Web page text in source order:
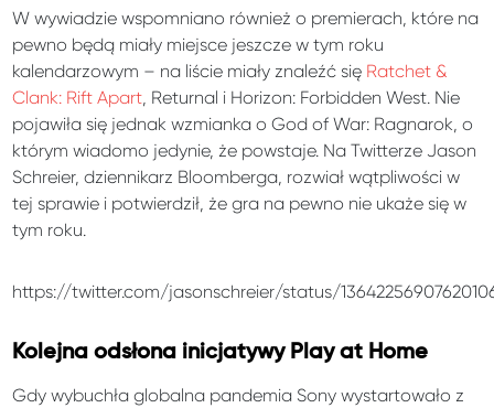
W wywiadzie wspomniano również o premierach, które na
pewno będą miały miejsce jeszcze w tym roku
kalendarzowym – na liście miały znaleźć się Ratchet &
Clank: Rift Apart, Returnal i Horizon: Forbidden West. Nie
pojawiła się jednak wzmianka o God of War: Ragnarok, o
którym wiadomo jedynie, że powstaje. Na Twitterze Jason
Schreier, dziennikarz Bloomberga, rozwiał wątpliwości w
tej sprawie i potwierdził, że gra na pewno nie ukaże się w
tym roku.
https://twitter.com/jasonschreier/status/
Kolejna odsłona inicjatywy Play at Home
Gdy wybuchła globalna pandemia Sony wystartowało z